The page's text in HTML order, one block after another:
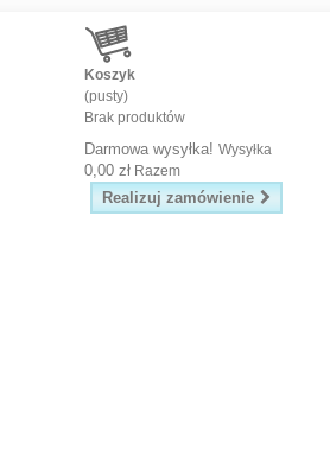
Koszyk
(pusty)
Brak produktów
Darmowa wysyłka! Wysyłka
0,00 zł Razem
Realizuj zamówienie